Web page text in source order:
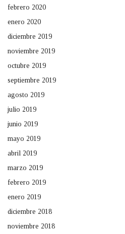
febrero 2020
enero 2020
diciembre 2019
noviembre 2019
octubre 2019
septiembre 2019
agosto 2019
julio 2019
junio 2019
mayo 2019
abril 2019
marzo 2019
febrero 2019
enero 2019
diciembre 2018
noviembre 2018